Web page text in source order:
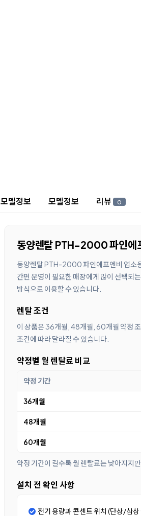
모델정보 모델정보 리뷰 0
동양렌탈 PTH-2000 파인에
동양렌탈 PTH-2000 파인에프엔비 업소
간편 운영이 필요한 매장에게 많이 선택되
방식으로 이용할 수 있습니다.
렌탈 조건
이 상품은 36개월, 48개월, 60개월 약정
조건에 따라 달라질 수 있습니다.
약정별 월 렌탈료 비교
약정 기간
36개월
48개월
60개월
약정 기간이 길수록 월 렌탈료는 낮아지지
설치 전 확인 사항
전기 용량과 콘센트 위치 (단상/삼상